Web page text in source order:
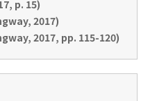
p. 15)
2017)
2017, pp. 115-120)